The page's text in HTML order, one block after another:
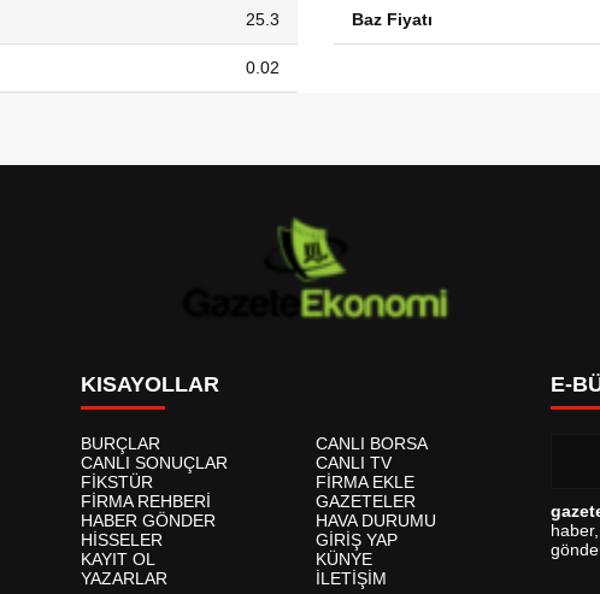
25.3
0.02
Baz Fiyatı
KISAYOLLAR
BURÇLAR
CANLI BORSA
CANLI SONUÇLAR
CANLI TV
FİKSTÜR
FİRMA EKLE
FİRMA REHBERİ
GAZETELER
HABER GÖNDER
HAVA DURUMU
HİSSELER
GİRİŞ YAP
KAYIT OL
KÜNYE
YAZARLAR
İLETİŞİM
E-